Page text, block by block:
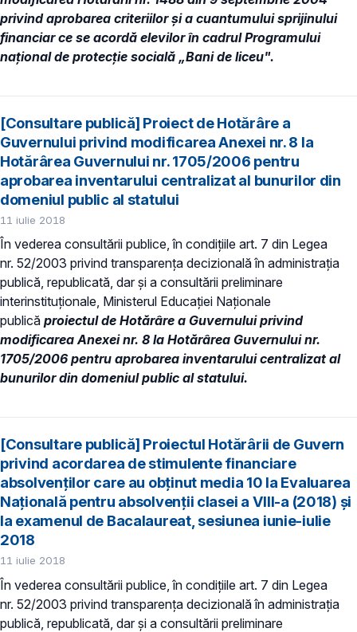
privind aprobarea criteriilor şi a cuantumului sprijinului
financiar ce se acordă elevilor în cadrul Programului
naţional de protecţie socială „Bani de liceu".
[Consultare publică] Proiect de Hotărâre a
Guvernului privind modificarea Anexei nr. 8 la
Hotărârea Guvernului nr. 1705/2006 pentru
aprobarea inventarului centralizat al bunurilor din
domeniul public al statului
11 iulie 2018
În vederea consultării publice, în condiţiile art. 7 din Legea
nr. 52/2003 privind transparenţa decizională în administraţia
publică, republicată, dar și a consultării preliminare
interinstituționale, Ministerul Educaţiei Naţionale
publică proiectul de Hotărâre a Guvernului privind
modificarea Anexei nr. 8 la Hotărârea Guvernului nr.
1705/2006 pentru aprobarea inventarului centralizat al
bunurilor din domeniul public al statului.
[Consultare publică] Proiectul Hotărârii de Guvern
privind acordarea de stimulente financiare
absolvenților care au obținut media 10 la Evaluarea
Naţională pentru absolvenții clasei a VIII-a (2018) și
la examenul de Bacalaureat, sesiunea iunie-iulie
2018
11 iulie 2018
În vederea consultării publice, în condiţiile art. 7 din Legea
nr. 52/2003 privind transparenţa decizională în administraţia
publică, republicată, dar și a consultării preliminare